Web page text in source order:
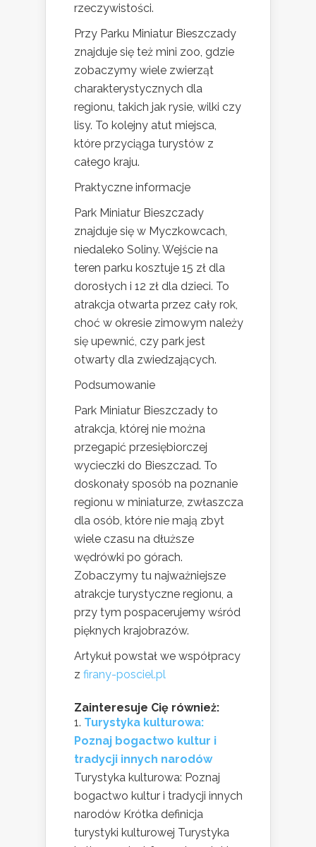
rzeczywistości.
Przy Parku Miniatur Bieszczady
znajduje się też mini zoo, gdzie
zobaczymy wiele zwierząt
charakterystycznych dla
regionu, takich jak rysie, wilki czy
lisy. To kolejny atut miejsca,
które przyciąga turystów z
całego kraju.
Praktyczne informacje
Park Miniatur Bieszczady
znajduje się w Myczkowcach,
niedaleko Soliny. Wejście na
teren parku kosztuje 15 zł dla
dorosłych i 12 zł dla dzieci. To
atrakcja otwarta przez cały rok,
choć w okresie zimowym należy
się upewnić, czy park jest
otwarty dla zwiedzających.
Podsumowanie
Park Miniatur Bieszczady to
atrakcja, której nie można
przegapić przesiębiorczej
wycieczki do Bieszczad. To
doskonały sposób na poznanie
regionu w miniaturze, zwłaszcza
dla osób, które nie mają zbyt
wiele czasu na dłuższe
wędrówki po górach.
Zobaczymy tu najważniejsze
atrakcje turystyczne regionu, a
przy tym pospacerujemy wśród
pięknych krajobrazów.
Artykuł powstał we współpracy
z firany-posciel.pl
Zainteresuje Cię również:
Turystyka kulturowa:
Poznaj bogactwo kultur i
tradycji innych narodów
Turystyka kulturowa: Poznaj
bogactwo kultur i tradycji innych
narodów Krótka definicja
turystyki kulturowej Turystyka